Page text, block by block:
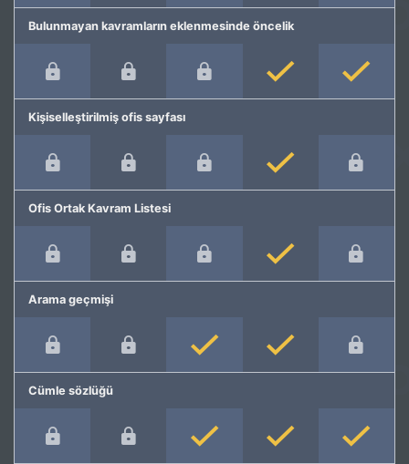
Bulunmayan kavramların eklenmesinde öncelik
Kişiselleştirilmiş ofis sayfası
Ofis Ortak Kavram Listesi
Arama geçmişi
Cümle sözlüğü